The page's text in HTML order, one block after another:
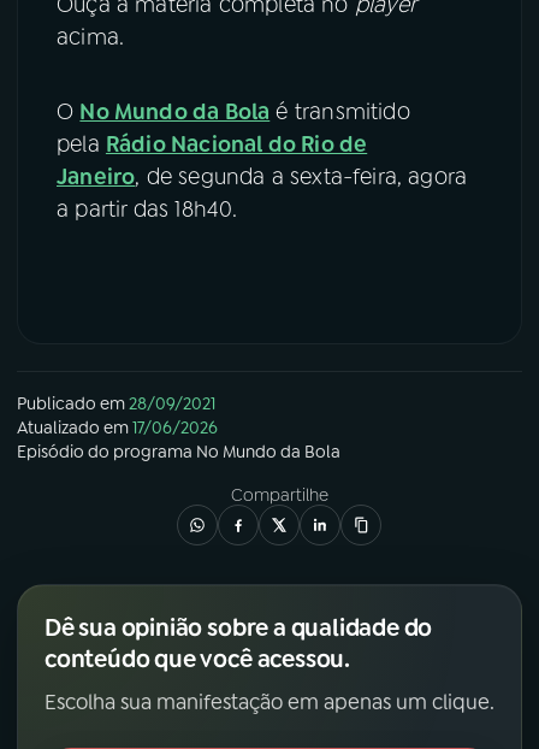
acima.
O No Mundo da Bola é transmitido
pela Rádio Nacional do Rio de
Janeiro, de segunda a sexta-feira, agora
a partir das 18h40.
Publicado em28/09/2021
Atualizado em17/06/2026
Episódio do programa No Mundo da Bola
Compartilhe
Dê sua opinião sobre a qualidade do
conteúdo que você acessou.
Escolha sua manifestação em apenas um clique.